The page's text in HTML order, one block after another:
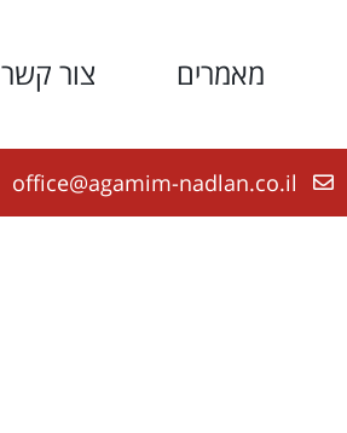
מאמרים צור קשר
office@agamim-nadlan.co.il